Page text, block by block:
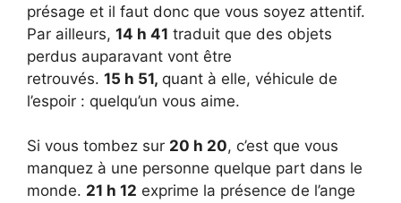
présage et il faut donc que vous soyez attentif.
Par ailleurs, 14 h 41 traduit que des objets
perdus auparavant vont être
retrouvés. 15 h 51, quant à elle, véhicule de
l’espoir : quelqu’un vous aime.
Si vous tombez sur 20 h 20, c’est que vous
manquez à une personne quelque part dans le
monde. 21 h 12 exprime la présence de l’ange